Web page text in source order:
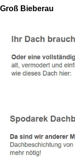
Groß Bieberau